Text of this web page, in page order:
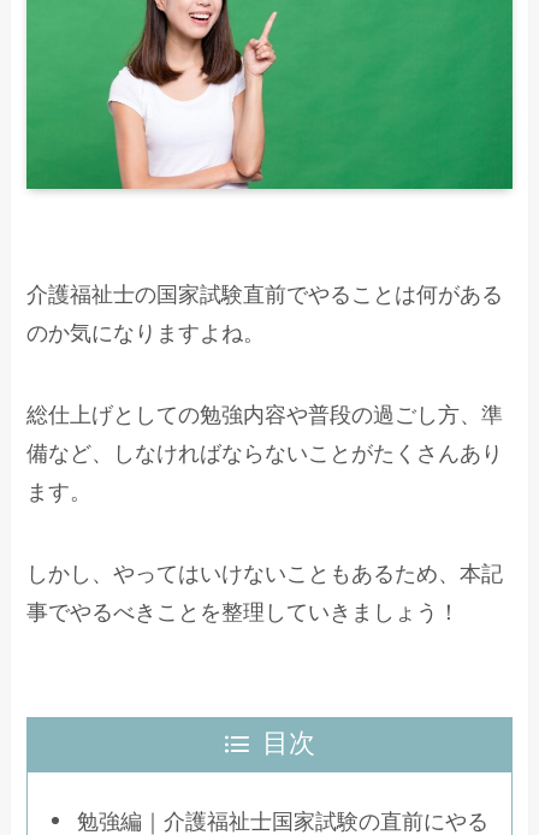
介護福祉士の国家試験直前でやることは何がある
のか気になりますよね。
総仕上げとしての勉強内容や普段の過ごし方、準
備など、しなければならないことがたくさんあり
ます。
しかし、やってはいけないこともあるため、本記
事でやるべきことを整理していきましょう！
目次
勉強編｜介護福祉士国家試験の直前にやる